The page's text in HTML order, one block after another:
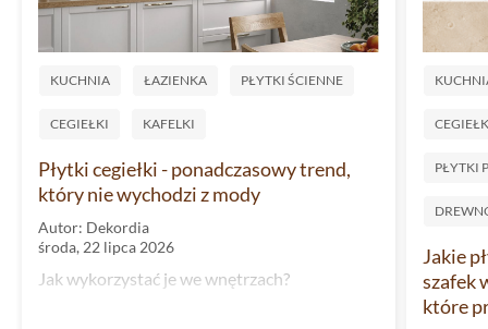
KUCHNIA ŁAZIENKA PŁYTKI ŚCIENNE
CEGIEŁKI KAFELKI
Płytki cegiełki - ponadczasowy trend,
który nie wychodzi z mody
Autor: Dekordia
środa, 22 lipca 2026
Jak wykorzystać je we wnętrzach?
PŁYTKI
Jakie
szafek
które